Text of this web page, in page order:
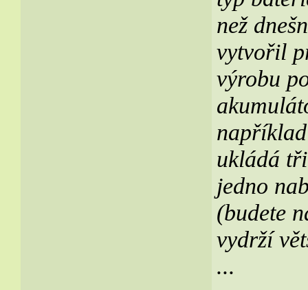
než
vytvořil
výrobu
ukládá
jedno
(budete
vydrží
...